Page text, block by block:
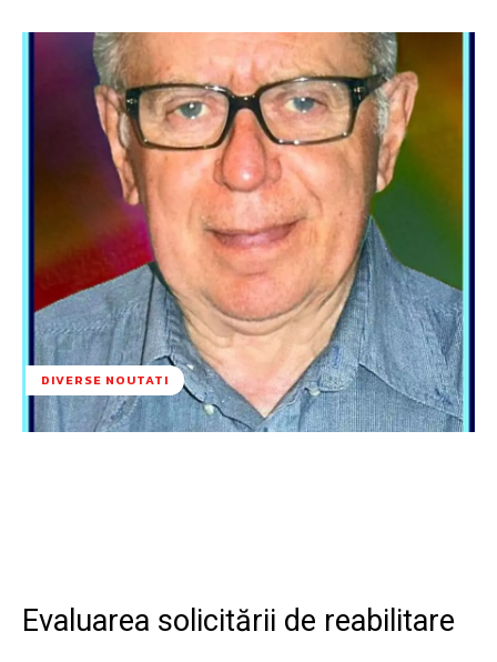
DIVERSE NOUTATI
Evaluarea solicitării de reabilitare